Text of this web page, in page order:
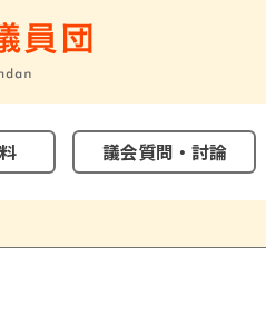
議会質問・討論